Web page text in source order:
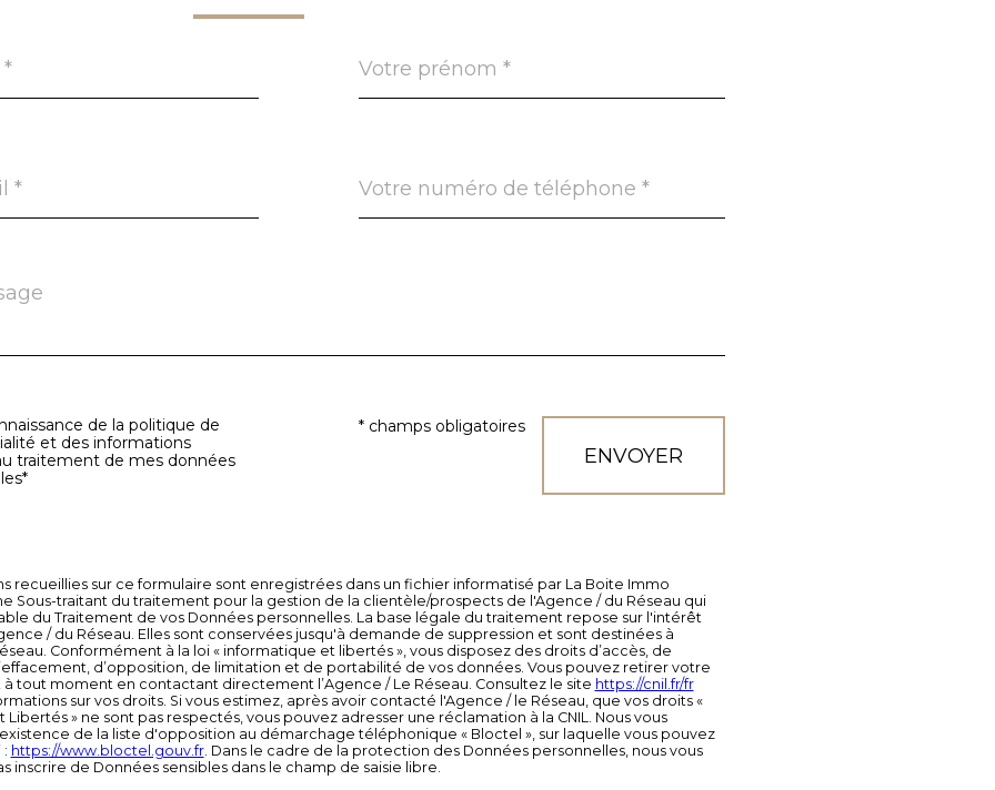
*
*
de la politique de
et des informations
traitement de mes données
* champs obligatoires
ENVOYER
recueillies sur ce formulaire sont enregistrées dans un fichier informatisé par La Boite Immo
Sous-traitant du traitement pour la gestion de la clientèle/prospects de l'Agence / du Réseau qui
du Traitement de vos Données personnelles. La base légale du traitement repose sur l'intérêt
/ du Réseau. Elles sont conservées jusqu'à demande de suppression et sont destinées à
Conformément à la loi « informatique et libertés », vous disposez des droits d’accès, de
d’opposition, de limitation et de portabilité de vos données. Vous pouvez retirer votre
tout moment en contactant directement l’Agence / Le Réseau. Consultez le site https://cnil.fr/fr
sur vos droits. Si vous estimez, après avoir contacté l'Agence / le Réseau, que vos droits «
» ne sont pas respectés, vous pouvez adresser une réclamation à la CNIL. Nous vous
de la liste d'opposition au démarchage téléphonique « Bloctel », sur laquelle vous pouvez
: https://www.bloctel.gouv.fr. Dans le cadre de la protection des Données personnelles, nous vous
inscrire de Données sensibles dans le champ de saisie libre.